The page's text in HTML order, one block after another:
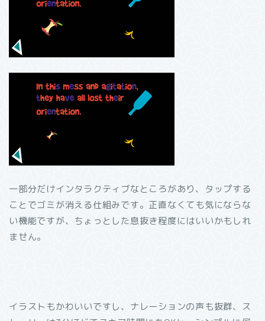
一部分だけインタラクティブなところがあり、タップする
ことでゴミが消える仕組みです。正直なくても気にならな
い機能ですが、ちょっとした息抜き程度にはいいかもしれ
ません。
イラストもかわいいですし、ナレーションの声も抜群、ス